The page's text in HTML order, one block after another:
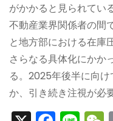
がかかると見られている
不動産業界関係者の間
と地方部における在庫
さらなる具体化にかか
る。2025年後半に向
か、引き続き注視が必